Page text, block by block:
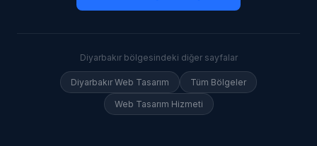
Diyarbakırbölgesindeki diğer sayfalar
Diyarbakır Web Tasarım Tüm Bölgeler
Web Tasarım Hizmeti